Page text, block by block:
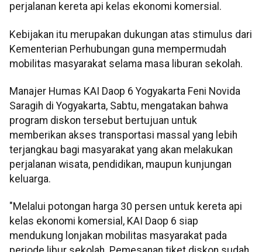
perjalanan kereta api kelas ekonomi komersial.
Kebijakan itu merupakan dukungan atas stimulus dari
Kementerian Perhubungan guna mempermudah
mobilitas masyarakat selama masa liburan sekolah.
Manajer Humas KAI Daop 6 Yogyakarta Feni Novida
Saragih di Yogyakarta, Sabtu, mengatakan bahwa
program diskon tersebut bertujuan untuk
memberikan akses transportasi massal yang lebih
terjangkau bagi masyarakat yang akan melakukan
perjalanan wisata, pendidikan, maupun kunjungan
keluarga.
"Melalui potongan harga 30 persen untuk kereta api
kelas ekonomi komersial, KAI Daop 6 siap
mendukung lonjakan mobilitas masyarakat pada